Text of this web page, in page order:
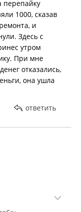
перепайку
1000, сказав
и
Здесь с
утром
При мне
отказались,
она ушла
ответить